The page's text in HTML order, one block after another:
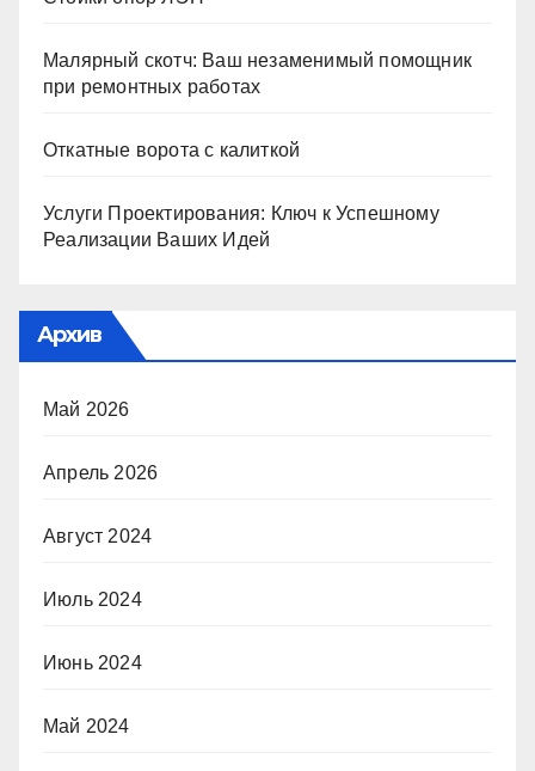
Малярный скотч: Ваш незаменимый помощник
при ремонтных работах
Откатные ворота с калиткой
Услуги Проектирования: Ключ к Успешному
Реализации Ваших Идей
Архив
Май 2026
Апрель 2026
Август 2024
Июль 2024
Июнь 2024
Май 2024